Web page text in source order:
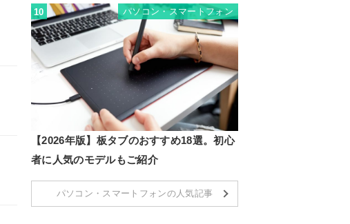
10 パソコン・スマートフォン
【2026年版】板タブのおすすめ18選。初心
者に人気のモデルもご紹介
パソコン・スマートフォンの人気記事